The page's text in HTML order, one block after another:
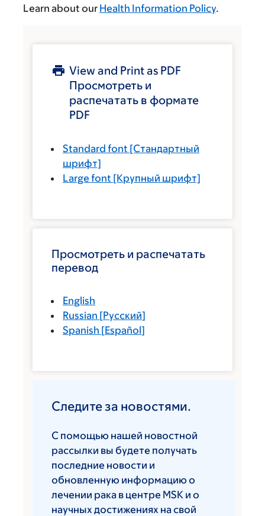
Learn about our Health Information Policy.
View and Print as PDF
Просмотреть и
распечатать в формате
PDF
Standard font [Стандартный
шрифт]
Large font [Крупный шрифт]
Просмотреть и распечатать
перевод
English
Russian [Русский]
Spanish [Español]
Следите за новостями.
С помощью нашей новостной
рассылки вы будете получать
последние новости и
обновленную информацию о
лечении рака в центре MSK и о
научных достижениях на свой